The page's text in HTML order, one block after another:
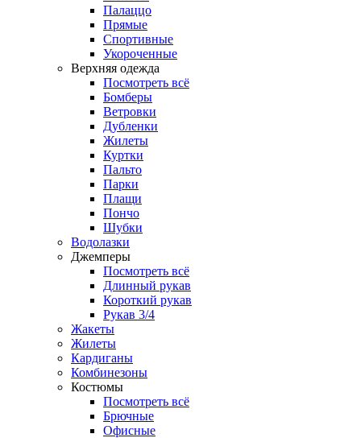
Палаццо
Прямые
Спортивные
Укороченные
Верхняя одежда
Посмотреть всё
Бомберы
Ветровки
Дубленки
Жилеты
Куртки
Пальто
Парки
Плащи
Пончо
Шубки
Водолазки
Джемперы
Посмотреть всё
Длинный рукав
Короткий рукав
Рукав 3/4
Жакеты
Жилеты
Кардиганы
Комбинезоны
Костюмы
Посмотреть всё
Брючные
Офисные